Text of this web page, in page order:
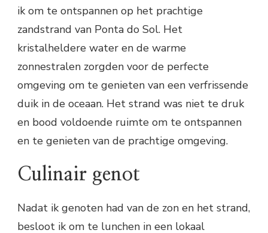
ik om te ontspannen op het prachtige
zandstrand van Ponta do Sol. Het
kristalheldere water en de warme
zonnestralen zorgden voor de perfecte
omgeving om te genieten van een verfrissende
duik in de oceaan. Het strand was niet te druk
en bood voldoende ruimte om te ontspannen
en te genieten van de prachtige omgeving.
Culinair genot
Nadat ik genoten had van de zon en het strand,
besloot ik om te lunchen in een lokaal